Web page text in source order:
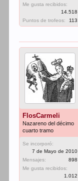
Me gusta recibidos:
14.518
Puntos de trofeos:
113
FlosCarmeli
Nazareno del décimo
cuarto tramo
Se incorporó:
7 de Mayo de 2010
Mensajes:
898
Me gusta recibidos:
1.012